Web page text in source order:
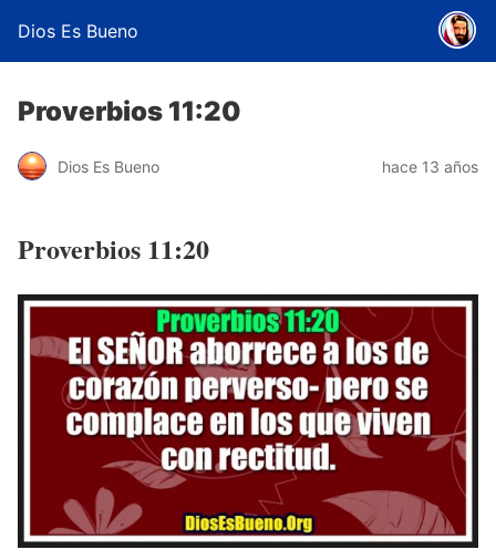
Dios Es Bueno
Proverbios 11:20
Dios Es Bueno hace 13 años
Proverbios 11:20